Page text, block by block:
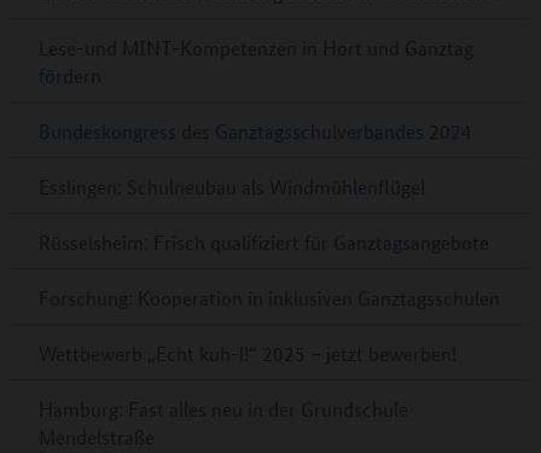
Lese-und MINT-Kompetenzen in Hort und Ganztag
fördern
Bundeskongress des Ganztagsschulverbandes 2024
Esslingen: Schulneubau als Windmühlenflügel
Rüsselsheim: Frisch qualifiziert für Ganztagsangebote
Forschung: Kooperation in inklusiven Ganztagsschulen
Wettbewerb „Echt kuh-l!“ 2025 – jetzt bewerben!
Hamburg: Fast alles neu in der Grundschule
Mendelstraße